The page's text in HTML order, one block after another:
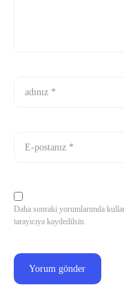
Daha sonraki yorumlarımda
tarayıcıya kaydedilsin.